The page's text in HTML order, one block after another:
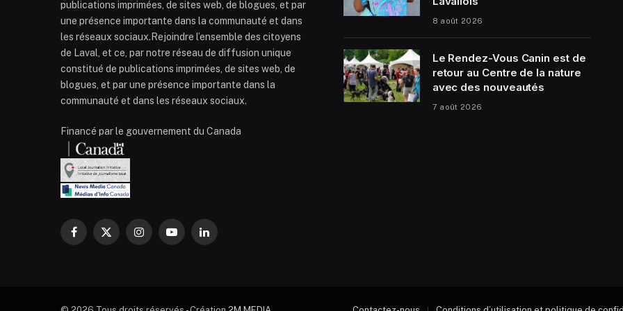
publications imprimées, de sites web, de blogues, et par
une présence importante dans la communauté et dans
les réseaux sociaux.Rejoindre l’ensemble des citoyens
de Laval, et ce, par notre réseau de diffusion unique
constitué de publications imprimées, de sites web, de
blogues, et par une présence importante dans la
communauté et dans les réseaux sociaux.
Financé par le gouvernement du Canada
Facebook
X
InstagramYouTubeLinkedIn
8 août 2026
Le Rendez-Vous Canin est de
retour au Centre de la nature
avec des nouveautés
7 août 2026